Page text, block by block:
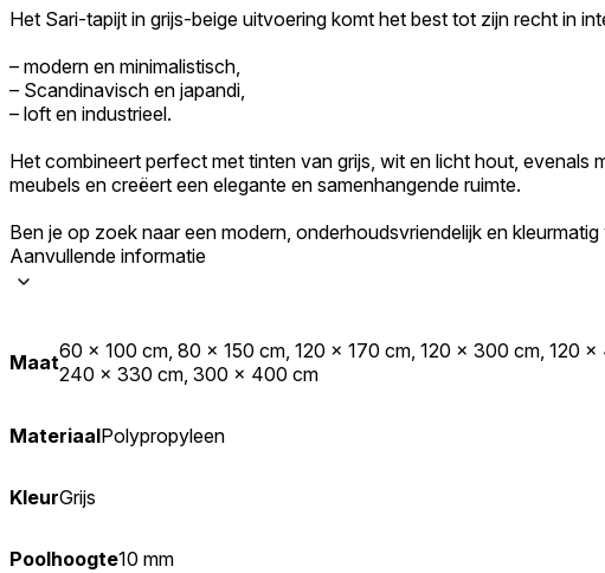
Het Sari-tapijt in grijs-beige uitvoering komt het best tot zijn recht in
– modern en minimalistisch,
– Scandinavisch en japandi,
– loft en industrieel.
Het combineert perfect met tinten van grijs, wit en licht hout,
meubels en creëert een elegante en samenhangende ruimte.
Ben je op zoek naar een modern, onderhoudsvriendelijk en
Aanvullende informatie
Maat60 x 100 cm, 80 x 150 cm, 120 x 170 cm, 120 x 300 cm, 120
240 x 330 cm, 300 x 400 cm
MateriaalPolypropyleen
KleurGrijs
Poolhoogte10 mm